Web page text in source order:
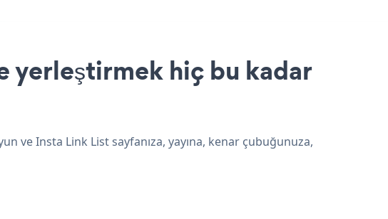
yerleştirmek hiç bu kadar
ve Insta Link List sayfanıza, yayına, kenar çubuğunuza,